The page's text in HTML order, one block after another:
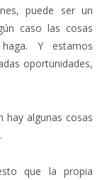
puede ser un
caso las cosas
Y estamos
oportunidades,
hay algunas cosas
que la propia